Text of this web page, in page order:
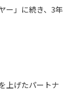
」 に続き、3年
上げたパートナ